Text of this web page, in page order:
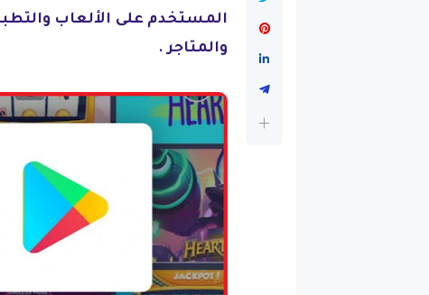
المستخدم على الألعاب
والمتاجر .